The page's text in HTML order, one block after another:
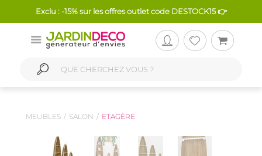
Exclu : -15% sur les offres outlet code DESTOCK15 👉
MEUBLES SALON ETAGÈRE